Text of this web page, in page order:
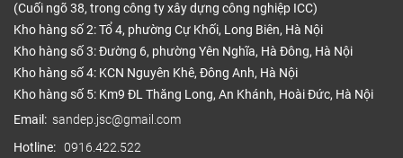
(Cuối ngõ 38, trong công ty xây dựng công nghiệp ICC)
Kho hàng số 2: Tổ 4, phường Cự Khối, Long Biên, Hà Nội
Kho hàng số 3: Đường 6, phường Yên Nghĩa, Hà Đông, Hà Nội
Kho hàng số 4: KCN Nguyên Khê, Đông Anh, Hà Nội
Kho hàng số 5: Km9 ĐL Thăng Long, An Khánh, Hoài Đức, Hà Nội
Email: sandep.jsc@gmail.com
Hotline: 0916.422.522